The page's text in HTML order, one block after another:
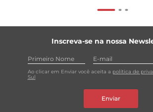
Inscreva-se na nossa
Ao clicar em Enviar você aceita a política de
Sul
Enviar